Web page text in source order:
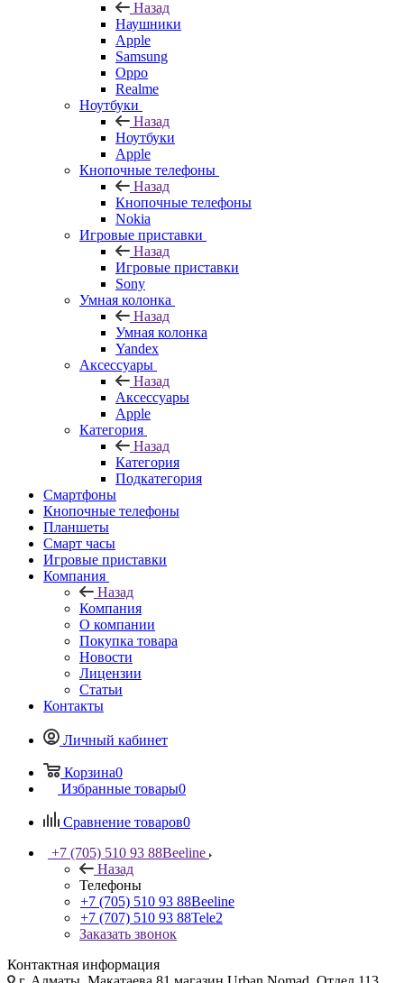
Назад
Наушники
Apple
Samsung
Oppo
Realme
Ноутбуки
Назад
Ноутбуки
Apple
Кнопочные телефоны
Назад
Кнопочные телефоны
Nokia
Игровые приставки
Назад
Игровые приставки
Sony
Умная колонка
Назад
Умная колонка
Yandex
Аксессуары
Назад
Аксессуары
Apple
Категория
Назад
Категория
Подкатегория
Смартфоны
Кнопочные телефоны
Планшеты
Смарт часы
Игровые приставки
Компания
Назад
Компания
О компании
Покупка товара
Новости
Лицензии
Статьи
Контакты
Личный кабинет
Корзина0
Избранные товары0
Сравнение товаров0
+7 (705) 510 93 88Beeline
Назад
Телефоны
+7 (705) 510 93 88Beeline
+7 (707) 510 93 88Tele2
Заказать звонок
Контактная информация